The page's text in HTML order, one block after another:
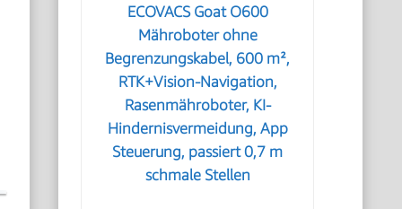
ECOVACS Goat O600
Mähroboter ohne
Begrenzungskabel, 600 m²,
RTK+Vision-Navigation,
Rasenmähroboter, KI-
Hindernisvermeidung, App
Steuerung, passiert 0,7 m
schmale Stellen